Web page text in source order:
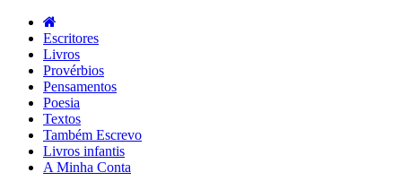
Escritores
Livros
Provérbios
Pensamentos
Poesia
Textos
Também Escrevo
Livros infantis
A Minha Conta